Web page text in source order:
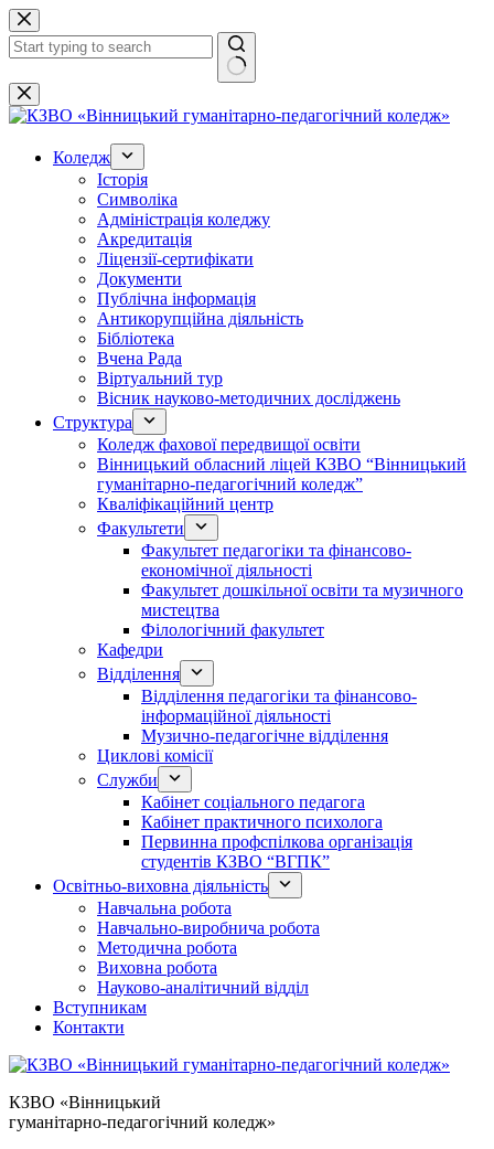
Перейти
до
вмісту
Немає
результатів
Коледж
Історія
Символіка
Адміністрація коледжу
Акредитація
Ліцензії-сертифікати
Документи
Публічна інформація
Антикорупційна діяльність
Бібліотека
Вчена Рада
Віртуальний тур
Вісник науково-методичних досліджень
Структура
Коледж фахової передвищої освіти
Вінницький обласний ліцей КЗВО “Вінницький
гуманітарно-педагогічний коледж”
Кваліфікаційний центр
Факультети
Факультет педагогіки та фінансово-
економічної діяльності
Факультет дошкільної освіти та музичного
мистецтва
Філологічний факультет
Кафедри
Відділення
Відділення педагогіки та фінансово-
інформаційної діяльності
Музично-педагогічне відділення
Циклові комісії
Служби
Кабінет соціального педагога
Кабінет практичного психолога
Первинна профспілкова організація
студентів КЗВО “ВГПК”
Освітньо-виховна діяльність
Навчальна робота
Навчально-виробнича робота
Методична робота
Виховна робота
Науково-аналітичний відділ
Вступникам
Контакти
КЗВО «Вінницький
гуманітарно-педагогічний коледж»